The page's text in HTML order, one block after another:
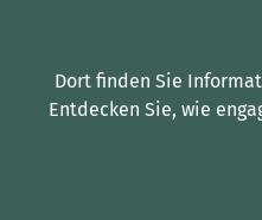
Dort finden Sie
Entdecken Sie, wie